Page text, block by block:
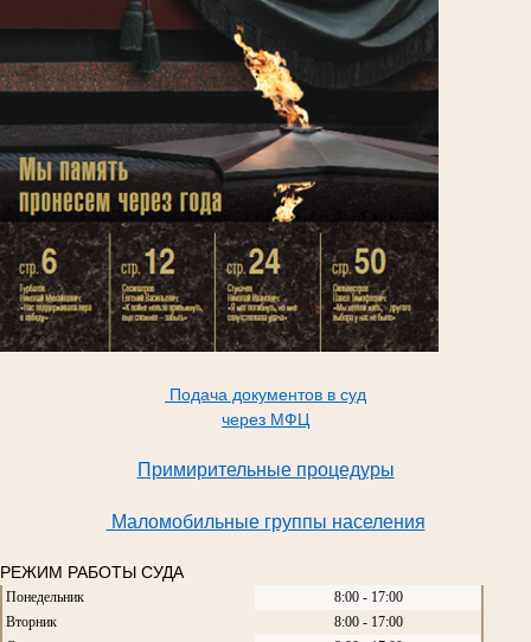
Подача документов в суд
через МФЦ
Примирительные процедуры
Маломобильные группы населения
РЕЖИМ РАБОТЫ СУДА
Понедельник
8:00 - 17:00
Вторник
8:00 - 17:00